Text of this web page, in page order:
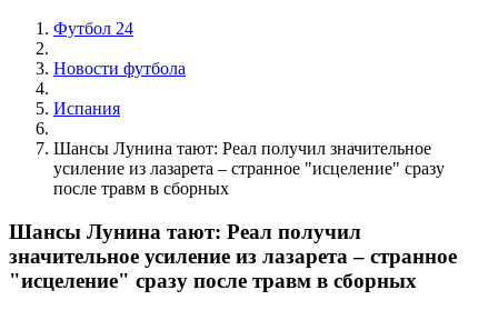
Футбол 24
Новости футбола
Испания
Шансы Лунина тают: Реал получил значительное
усиление из лазарета – странное "исцеление" сразу
после травм в сборных
Шансы Лунина тают: Реал получил
значительное усиление из лазарета – странное
"исцеление" сразу после травм в сборных